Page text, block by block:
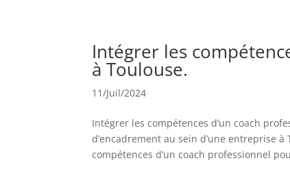
Intégrer les
à Toulouse.
11/Juil/2024
Intégrer les compétences d’un coach
d’encadrement au sein d’une entreprise
compétences d’un coach professionnel